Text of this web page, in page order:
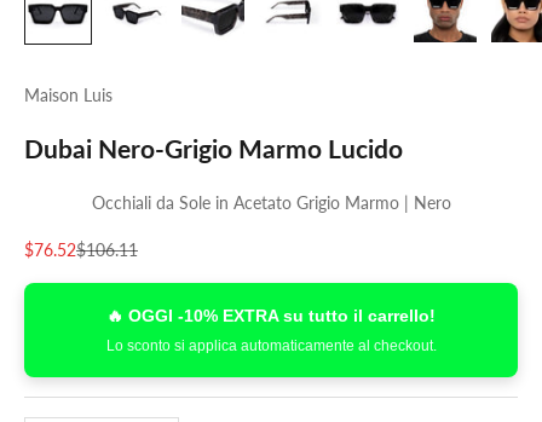
Maison Luis
Dubai Nero-Grigio Marmo Lucido
Occhiali da Sole in Acetato Grigio Marmo | Nero
Prezzo scontato
$76.52Prezzo
$106.11
🔥 OGGI -10% EXTRA su tutto il carrello!
Lo sconto si applica automaticamente al checkout.